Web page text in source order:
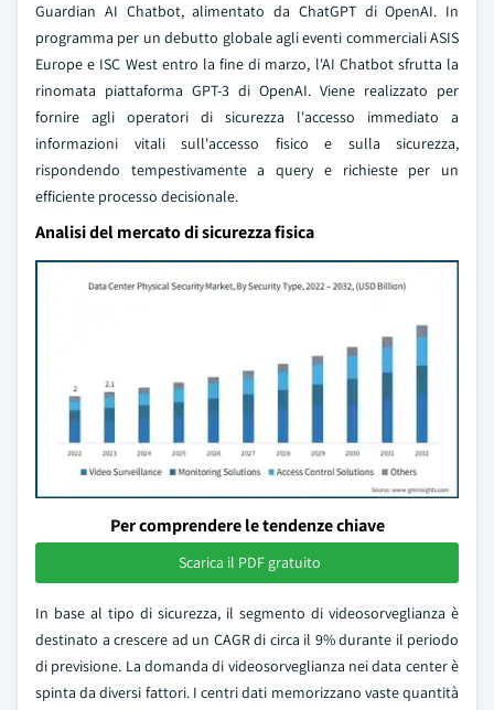
Guardian AI Chatbot, alimentato da ChatGPT di OpenAI. In
programma per un debutto globale agli eventi commerciali ASIS
Europe e ISC West entro la fine di marzo, l'AI Chatbot sfrutta la
rinomata piattaforma GPT-3 di OpenAI. Viene realizzato per
fornire agli operatori di sicurezza l'accesso immediato a
informazioni vitali sull'accesso fisico e sulla sicurezza,
rispondendo tempestivamente a query e richieste per un
efficiente processo decisionale.
Analisi del mercato di sicurezza fisica
Per comprendere le tendenze chiave
Scarica il PDF gratuito
In base al tipo di sicurezza, il segmento di videosorveglianza è
destinato a crescere ad un CAGR di circa il 9% durante il periodo
di previsione. La domanda di videosorveglianza nei data center è
spinta da diversi fattori. I centri dati memorizzano vaste quantità